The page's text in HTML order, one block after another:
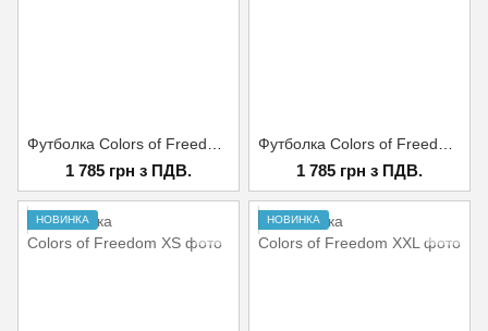
1 785 грн з ПДВ. 1 785 грн з ПДВ.
НОВИНКА НОВИНКА